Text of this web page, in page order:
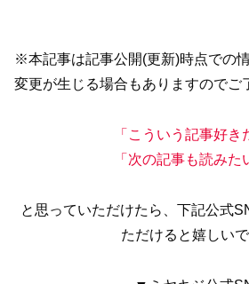
※本記事は記事公開(更新)時点での
変更が生じる場合もありますのでご
「こういう記事好き
「次の記事も読みた
と思っていただけたら、下記公式
ただけると嬉しいで